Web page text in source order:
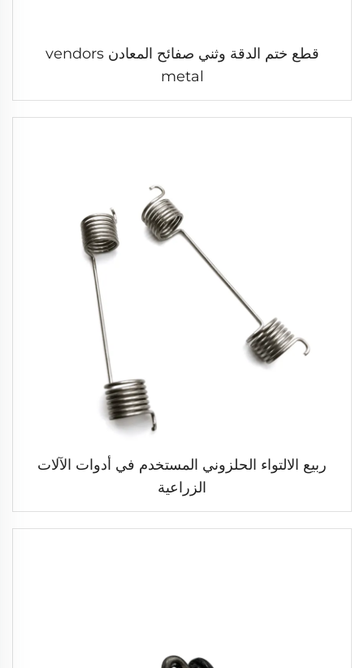
قطع ختم الدقة وثني صفائح المعادن vendors
metal
ربيع الالتواء الحلزوني المستخدم في أدوات الآلات
الزراعية